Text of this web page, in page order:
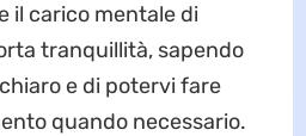
il carico mentale di
tranquillità, sapendo
e di potervi fare
quando necessario.